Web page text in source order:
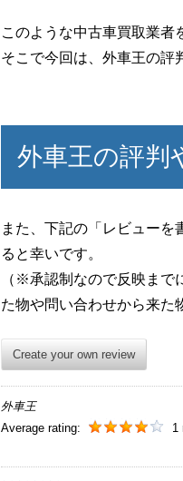
このような中古車買取業者
そこで今回は、外車王の評
外車王の評判
また、下記の「レビューを
ると幸いです。
（※承認制なので反映まで
た物や問い合わせから来た
Create your own review
外車王
Average rating:
1